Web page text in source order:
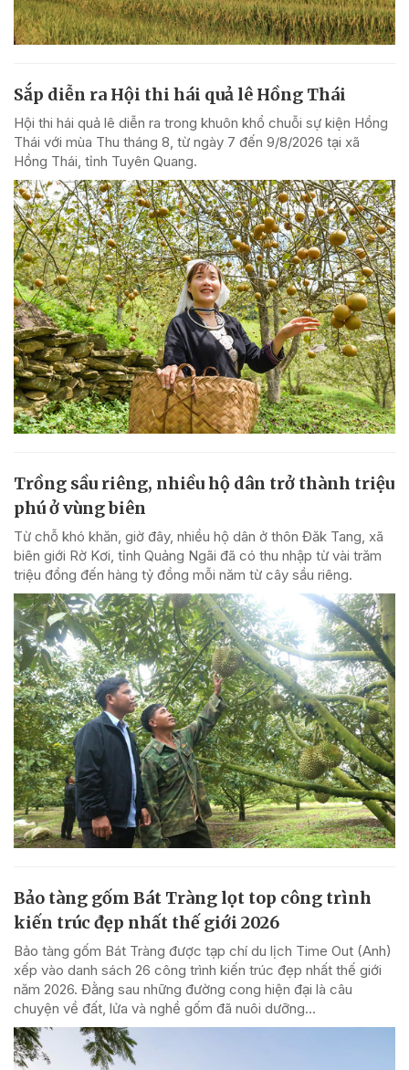
Sắp diễn ra Hội thi hái quả lê Hồng Thái
Hội thi hái quả lê diễn ra trong khuôn khổ chuỗi sự kiện Hồng
Thái với mùa Thu tháng 8, từ ngày 7 đến 9/8/2026 tại xã
Hồng Thái, tỉnh Tuyên Quang.
Trồng sầu riêng, nhiều hộ dân trở thành triệu
phú ở vùng biên
Từ chỗ khó khăn, giờ đây, nhiều hộ dân ở thôn Đăk Tang, xã
biên giới Rờ Kơi, tỉnh Quảng Ngãi đã có thu nhập từ vài trăm
triệu đồng đến hàng tỷ đồng mỗi năm từ cây sầu riêng.
Bảo tàng gốm Bát Tràng lọt top công trình
kiến trúc đẹp nhất thế giới 2026
Bảo tàng gốm Bát Tràng được tạp chí du lịch Time Out (Anh)
xếp vào danh sách 26 công trình kiến trúc đẹp nhất thế giới
năm 2026. Đằng sau những đường cong hiện đại là câu
chuyện về đất, lửa và nghề gốm đã nuôi dưỡng...